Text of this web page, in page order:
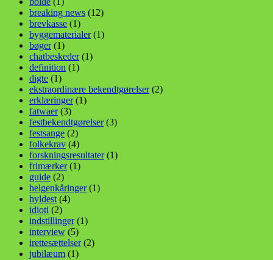
breaking news (12)
brevkasse (1)
byggematerialer(1)
bøger(1)
chatbeskeder(1)
definition (1)
digte (1)
ekstraordinære bekendtgørelser(2)
erklæringer(1)
fatwaer(3)
festbekendtgørelser(3)
festsange (2)
folkekrav (4)
forskningsresultater(1)
frimærker(1)
guide (2)
helgenkåringer(1)
hyldest (4)
idioti (2)
indstillinger(1)
interview (5)
irettesættelser(2)
jubilæum (1)